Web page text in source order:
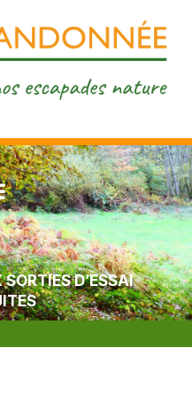
D’ESSAI